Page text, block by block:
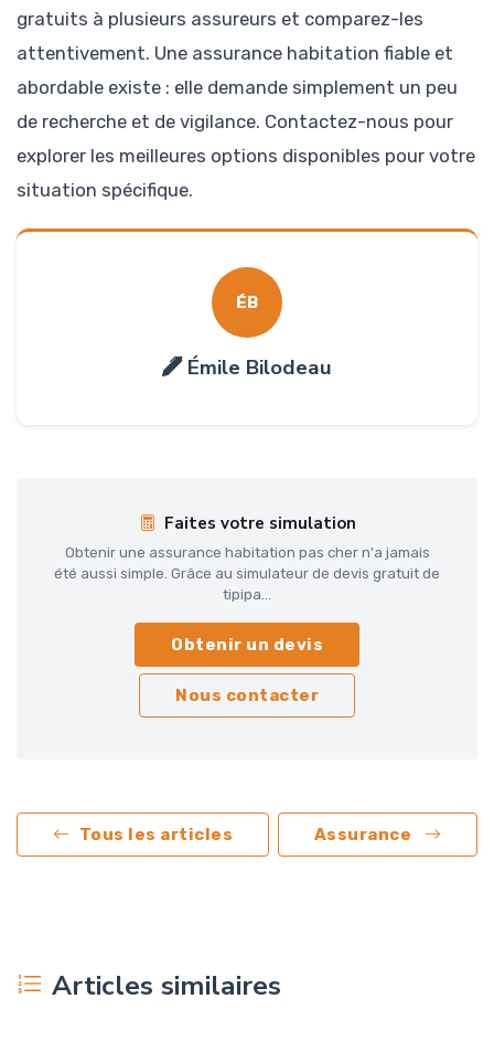
gratuits à plusieurs assureurs et comparez-les
attentivement. Une assurance habitation fiable et
abordable existe : elle demande simplement un peu
de recherche et de vigilance. Contactez-nous pour
explorer les meilleures options disponibles pour votre
situation spécifique.
ÉB
Émile Bilodeau
Faites votre simulation
Obtenir une assurance habitation pas cher n'a jamais
été aussi simple. Grâce au simulateur de devis gratuit de
tipipa...
Obtenir un devis
Nous contacter
Tous les articles Assurance
Articles similaires